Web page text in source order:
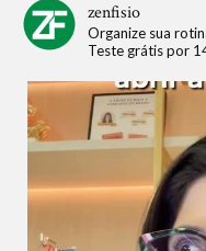
zenfisio
Organize sua
Teste grátis por